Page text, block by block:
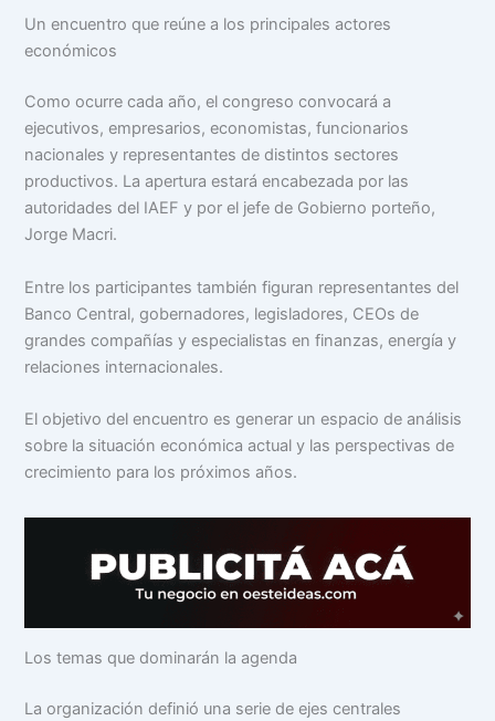
Un encuentro que reúne a los principales actores
económicos
Como ocurre cada año, el congreso convocará a
ejecutivos, empresarios, economistas, funcionarios
nacionales y representantes de distintos sectores
productivos. La apertura estará encabezada por las
autoridades del IAEF y por el jefe de Gobierno porteño,
Jorge Macri.
Entre los participantes también figuran representantes del
Banco Central, gobernadores, legisladores, CEOs de
grandes compañías y especialistas en finanzas, energía y
relaciones internacionales.
El objetivo del encuentro es generar un espacio de análisis
sobre la situación económica actual y las perspectivas de
crecimiento para los próximos años.
Los temas que dominarán la agenda
La organización definió una serie de ejes centrales